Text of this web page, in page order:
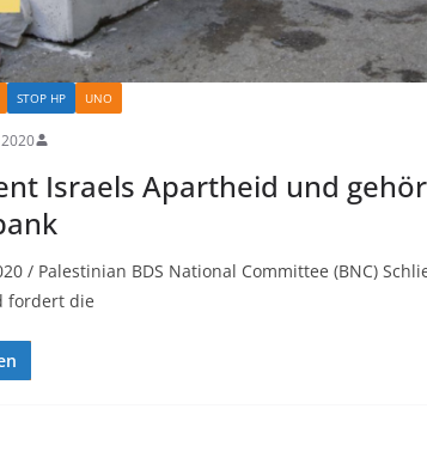
STOP HP UNO
Israels Apartheid und
/ Palestinian BDS National Committee (BNC)
fordert die